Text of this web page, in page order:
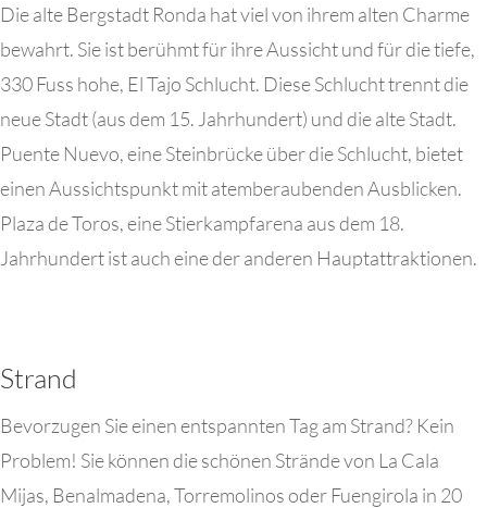
Die alte Bergstadt Ronda hat viel von ihrem alten Charme
bewahrt. Sie ist berühmt für ihre Aussicht und für die tiefe,
330 Fuss hohe, El Tajo Schlucht. Diese Schlucht trennt die
neue Stadt (aus dem 15. Jahrhundert) und die alte Stadt.
Puente Nuevo, eine Steinbrücke über die Schlucht, bietet
einen Aussichtspunkt mit atemberaubenden Ausblicken.
Plaza de Toros, eine Stierkampfarena aus dem 18.
Jahrhundert ist auch eine der anderen Hauptattraktionen.
Strand
Bevorzugen Sie einen entspannten Tag am Strand? Kein
Problem! Sie können die schönen Strände von La Cala
Mijas, Benalmadena, Torremolinos oder Fuengirola in 20